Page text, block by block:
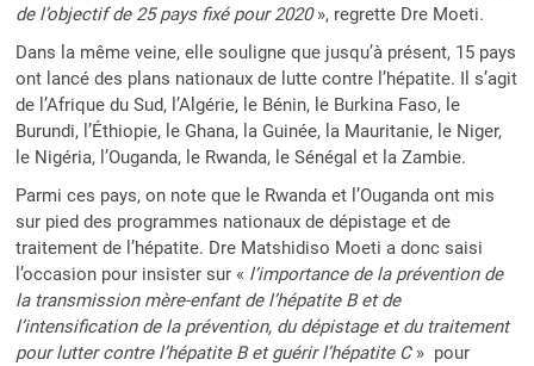
de l’objectif de 25 pays fixé pour 2020», regrette Dre Moeti.
Dans la même veine, elle souligne que jusqu’à présent, 15 pays
ont lancé des plans nationaux de lutte contre l’hépatite. Il s’agit
de l’Afrique du Sud, l’Algérie, le Bénin, le Burkina Faso, le
Burundi, l’Éthiopie, le Ghana, la Guinée, la Mauritanie, le Niger,
le Nigéria, l’Ouganda, le Rwanda, le Sénégal et la Zambie.
Parmi ces pays, on note que le Rwanda et l’Ouganda ont mis
sur pied des programmes nationaux de dépistage et de
traitement de l’hépatite. Dre Matshidiso Moeti a donc saisi
l’occasion pour insister sur « l’importance de la prévention de
la transmission mère-enfant de l’hépatite B et de
l’intensification de la prévention, du dépistage et du traitement
pour lutter contre l’hépatite B et guérir l’hépatite C» pour